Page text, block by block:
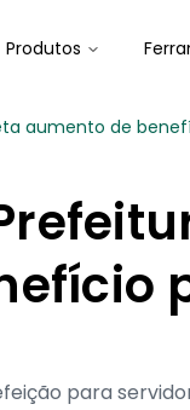
Produtos
aumento de
para